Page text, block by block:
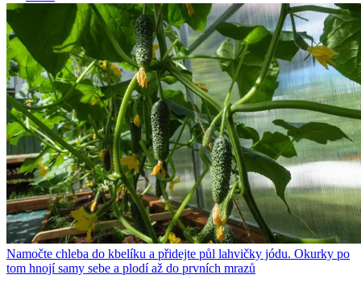
Namočte chleba do kbelíku a přidejte půl lahvičky jódu. Okurky po
tom hnojí samy sebe a plodí až do prvních mrazů